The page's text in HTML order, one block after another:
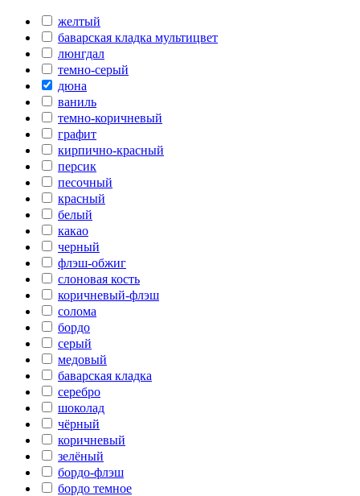
желтый
баварская кладка мультицвет
люнгдал
темно-серый
дюна
ваниль
темно-коричневый
графит
кирпично-красный
персик
песочный
красный
белый
какао
черный
флэш-обжиг
слоновая кость
коричневый-флэш
солома
бордо
серый
медовый
баварская кладка
серебро
шоколад
чёрный
коричневый
зелёный
бордо-флэш
бордо темное